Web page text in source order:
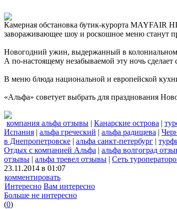
Камерная обстановка бутик-курорта
завораживающее шоу и роскошное меню станут
Новогодний ужин, выдержанный в колониальном
А по-настоящему незабываемой эту ночь
В меню блюда национальной и европейской
«Альфа» советует выбрать для празднования
компания альфа отзывы | Канарские острова |
Испания | альфа греческий | альфа радищева |
в Днепропетровске | альфа санкт-петербург |
Отдых с компанией Альфа | альфа волгоград
отзывы | альфа тревел отзывы | Сеть
23.11.2014 в 01:07
комментировать
Интересно Вам интересно
Больше не интересно
(0)